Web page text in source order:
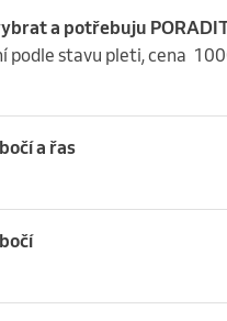
a potřebuju
podle stavu pleti, cena
a řas